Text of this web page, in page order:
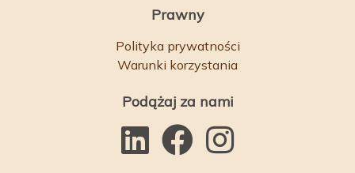
Prawny
Polityka prywatności
Warunki korzystania
Podążaj za nami